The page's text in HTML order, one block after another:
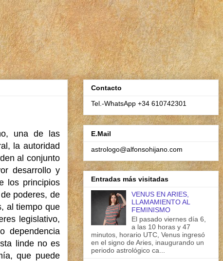
una de las
la autoridad
al conjunto
desarrollo y
los principios
poderes, de
al tiempo que
legislativo,
dependencia
linde no es
que puede
Contacto
Tel.-WhatsApp +34 610742301
E.Mail
astrologo@alfonsohijano.com
Entradas más visitadas
VENUS EN ARIES,
LLAMAMIENTO AL
FEMINISMO
El pasado viernes día 6,
a las 10 horas y 47
minutos, horario UTC, Venus ingresó
en el signo de Aries, inaugurando un
periodo astrológico ca...